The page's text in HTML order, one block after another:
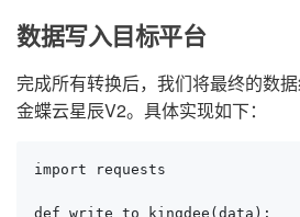
数据写入目标平台
完成所有转换后，我们将最终的数
金蝶云星辰V2。具体实现如下：
import requests
def write_to_kingdee(data):